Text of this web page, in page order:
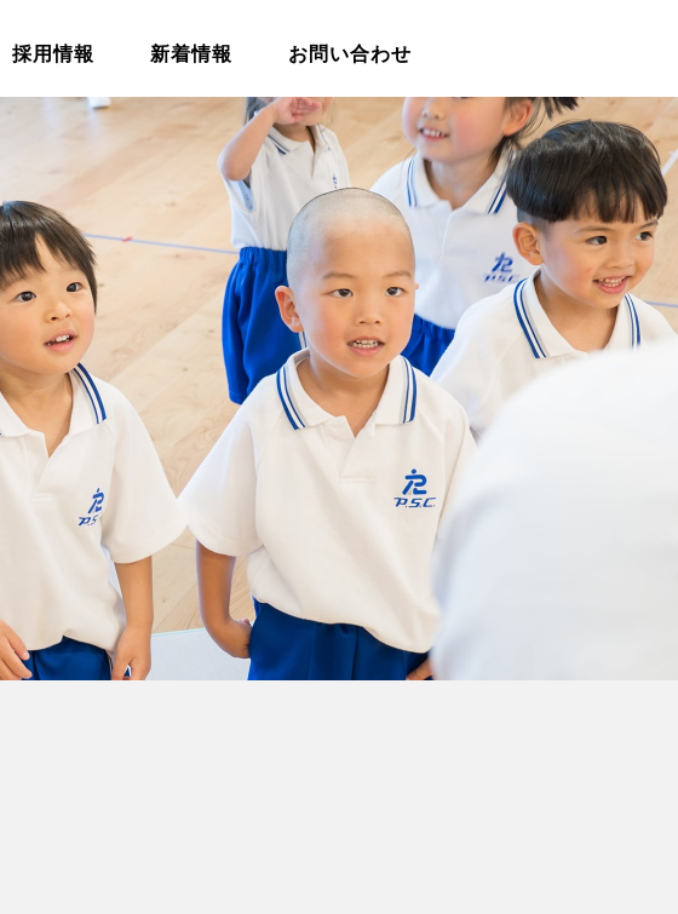
採用情報 新着情報 お問い合わせ